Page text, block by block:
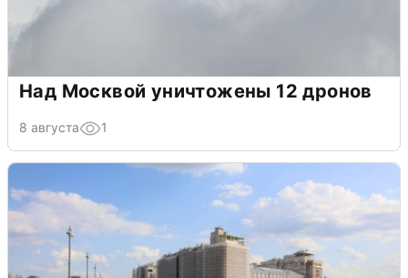
Над Москвой уничтожены 12 дронов
8 августа 1